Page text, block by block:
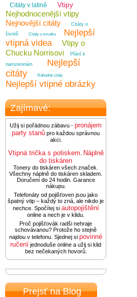
Citáty v latině Vtipy
Nejhodnocenější vtipy
Nejnovější citáty
Citáty o
životě
Citáty o smutku
Nejlepší
vtipná videa
Vtipy o
Chucku Norrisovi
Přání k
narozeninám
Nejlepší
citáty
Náhodné citáty
Nejlepší vtipné obrázky
Zajímavé:
Užij si pořádnou zábavu - pronájem
party stanů pro každou správnou
akci.
Vtipná trička s potiskem Náplně
do tiskáren
Tonery do tiskáren všech značek.
Všechny náplně do tiskáren skladem.
Doručení do 24 hodin. Garance
nákupu.
Telefonáty od pojišťoven jsou jako
špatný vtip – každý to zná, ale nikdo je
nechce. Spočítej si autopojištění
online a nech je v klidu.
Proč pojišťovák radši nehraje
schovávanou? Protože ho stejně
najdou v telefonu. Sjednej si povinné
ručení jednoduše online a užij si klid
bez nečekaných hovorů.
Prejsť na Blog